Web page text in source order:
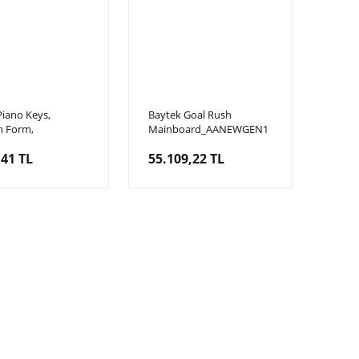
Keys,
Form,
Piyano Tuşu
TL
Baytek Goal Rush
Mainboard_AANEWGEN1
Board
55.109,22 TL